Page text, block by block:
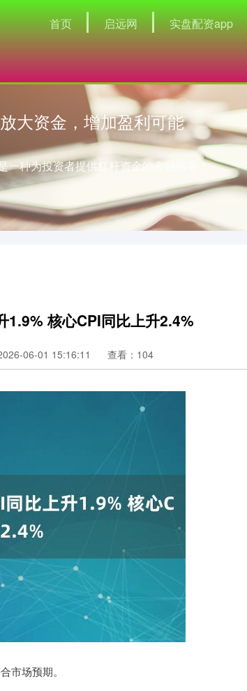
首页 启远网 实盘配资app
放大资金，增加盈利可能
一种为投资者提供杠杆资金的金融服务！
1.9% 核心CPI同比上升2.4%
06-01 15:16:11 查看：104
场预期。